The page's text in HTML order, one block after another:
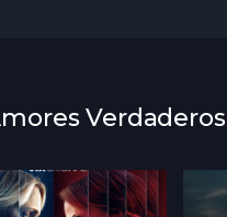
Verdaderos